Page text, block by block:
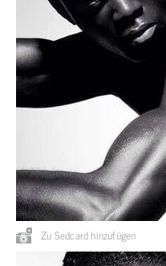
Zu Sedcard hinzufügen